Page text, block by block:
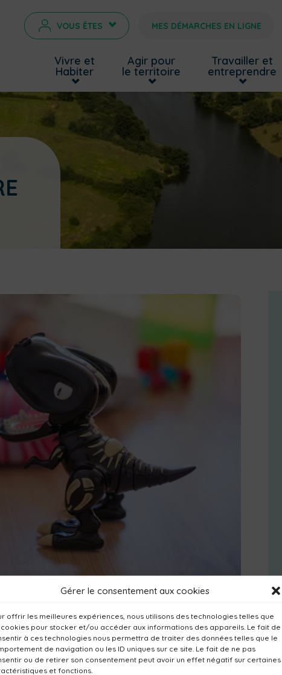
Gérer le consentement aux cookies
offrir les meilleures expériences, nous utilisons des technologies telles que
cookies pour stocker et/ou accéder aux informations des appareils. Le fait de
à ces technologies nous permettra de traiter des données telles que le
de navigation ou les ID uniques sur ce site. Le fait de ne pas
ou de retirer son consentement peut avoir un effet négatif sur certaines
et fonctions.
VOUS ÊTES > MES DÉMARCHES EN LIGNE
Vivre et
Habiter
Agir pour
le territoire
Travailler et
entreprendre
à Saint-Mesmin